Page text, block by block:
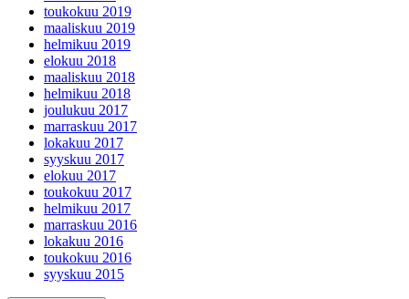
toukokuu 2019
maaliskuu 2019
helmikuu 2019
elokuu 2018
maaliskuu 2018
helmikuu 2018
joulukuu 2017
marraskuu 2017
lokakuu 2017
syyskuu 2017
elokuu 2017
toukokuu 2017
helmikuu 2017
marraskuu 2016
lokakuu 2016
toukokuu 2016
syyskuu 2015